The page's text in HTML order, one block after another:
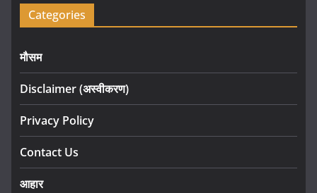
Categories
मौसम
Disclaimer (अस्वीकरण)
Privacy Policy
Contact Us
आहार